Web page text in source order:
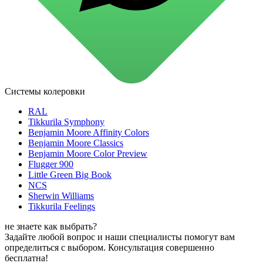
для стекол и зеркал
для ароматизации и нейтрализации запахов
для стирки и ухода за тканями
для ковров и текстильных изделий
специализированные чистящие средства
универсальные чистящие средства
дезинфицирующие средства
Автохимия и автокосметика
полироли для пластика
очистители салона
очистители двигателя
очистители тормозов
Материалы для зимних работ
краски для штукатурки
грунтовки
пропитки для древесины
пены и клеи
Новинки
Системы колеровки
RAL
Tikkurila Symphony
Benjamin Moore Affinity Colors
Benjamin Moore Classics
Benjamin Moore Color Preview
Flugger 900
Little Green Big Book
NCS
Sherwin Williams
Tikkurila Feelings
не знаете как выбрать?
Задайте любой вопрос и наши специалисты помогут вам
определиться с выбором. Консультация совершенно
бесплатна!